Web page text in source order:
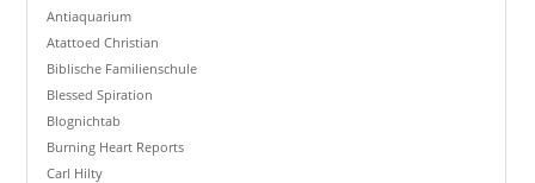
Antiaquarium
Atattoed Christian
Biblische Familienschule
Blessed Spiration
Blognichtab
Burning Heart Reports
Carl Hilty